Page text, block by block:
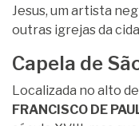
Jesus, um artista
outras igrejas da
Capela de
Localizada no alto
FRANCISCO DE